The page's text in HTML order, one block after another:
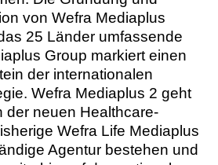
von Wefra Mediaplus
25 Länder umfassende
Group markiert einen
der internationalen
Wefra Mediaplus 2 geht
der neuen Healthcare-
Wefra Life Mediaplus
Agentur bestehen und